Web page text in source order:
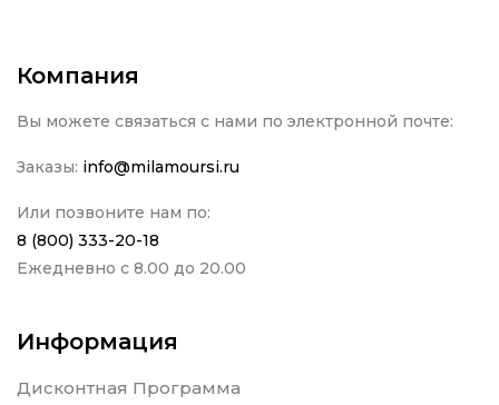
Компания
Вы можете связаться с нами по электронной почте:
Заказы: info@milamoursi.ru
Или позвоните нам по:
8 (800) 333-20-18
Ежедневно с 8.00 до 20.00
Информация
Дисконтная Программа